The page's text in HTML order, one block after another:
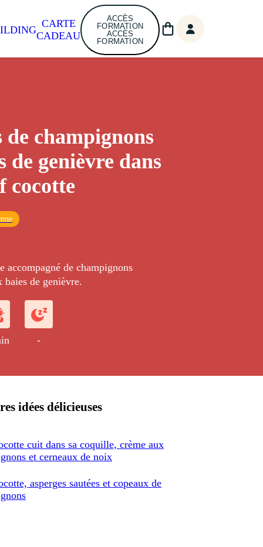
CARTE
CADEAU
ACCÈS
FORMATION
ACCÈS
FORMATION
de champignons
de genièvre dans
cocotte
accompagné de champignons
baies de genièvre.
-
idées délicieuses
cuit dans sa coquille, crème aux
et cerneaux de noix
asperges sautées et copeaux de